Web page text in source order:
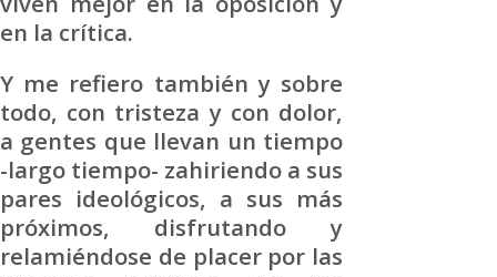
en la crítica.
Y me refiero también y sobre
todo, con tristeza y con dolor,
a gentes que llevan un tiempo
-largo tiempo- zahiriendo a sus
pares ideológicos, a sus más
próximos, disfrutando y
relamiéndose de placer por las